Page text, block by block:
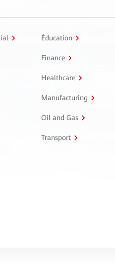
Éducation
Finance
Healthcare
Manufacturing
Oil and Gas
Transport